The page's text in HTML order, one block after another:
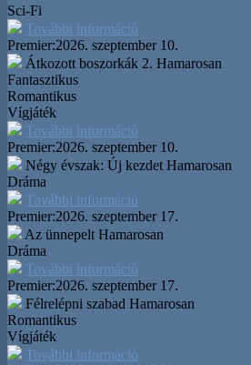
Sci-Fi
További információ
Premier:2026. szeptember 10.
Átkozott boszorkák 2. Hamarosan
Fantasztikus
Romantikus
Vígjáték
További információ
Premier:2026. szeptember 10.
Négy évszak: Új kezdet Hamarosan
Dráma
További információ
Premier:2026. szeptember 17.
Az ünnepelt Hamarosan
Dráma
További információ
Premier:2026. szeptember 17.
Félrelépni szabad Hamarosan
Romantikus
Vígjáték
További információ